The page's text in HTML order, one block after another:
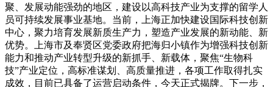
聚、发展动能强劲的地区，建设以高科技产业为支撑的留学人
员可持续发展事业基地。当前，上海正加快建设国际科技创新
中心，聚力培育发展新质生产力，塑造产业发展的新动能、新
优势。上海市及奉贤区党委政府把海归小镇作为增强科技创新
能力和推动产业转型升级的新抓手、新载体，聚焦“生物科
技”产业定位，高标准谋划、高质量推进，各项工作取得扎实
成效，目前已具备了运营启动条件，今天正式揭牌。下一步，